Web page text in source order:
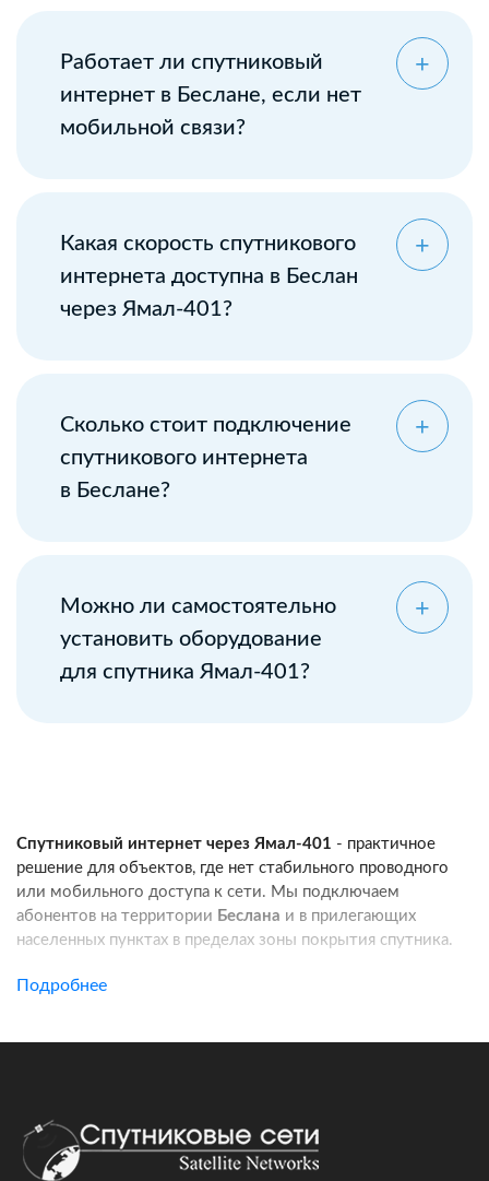
Работает ли спутниковый
интернет в Беслане, если нет
мобильной связи?
Какая скорость спутникового
интернета доступна в Беслан
через Ямал-401?
Сколько стоит подключение
спутникового интернета
в Беслане?
Можно ли самостоятельно
установить оборудование
для спутника Ямал-401?
Спутниковый интернет через Ямал-401 - практичное
решение для объектов, где нет стабильного проводного
или мобильного доступа к сети. Мы подключаем
абонентов на территории Беслана и в прилегающих
населенных пунктах в пределах зоны покрытия спутника.
Услуга подходит для частных домов, дач, фермерских
и онлайн-сервисов.
Подключение спутникового интернета включает проверку
Подробнее